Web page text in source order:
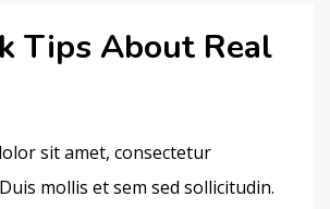
Tips About Real
sit amet, consectetur
mollis et sem sed sollicitudin.